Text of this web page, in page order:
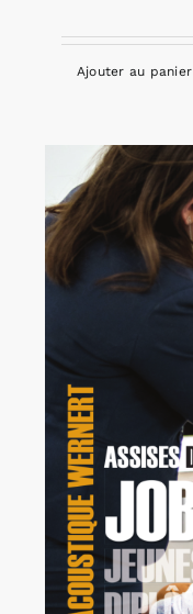
Ajouter au panier